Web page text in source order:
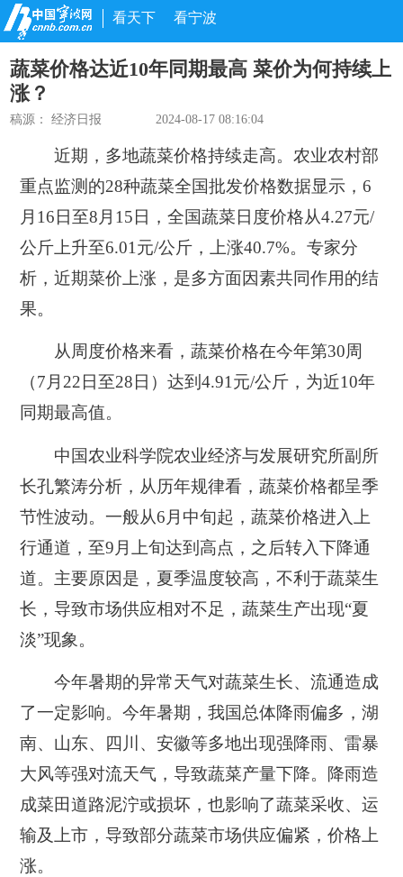
看天下 看宁波
蔬菜价格达近10年同期最高 菜价为何持续上
涨？
稿源：经济日报 2024-08-17 08:16:04
近期，多地蔬菜价格持续走高。农业农村部
重点监测的28种蔬菜全国批发价格数据显示，6
月16日至8月15日，全国蔬菜日度价格从4.27元/
公斤上升至6.01元/公斤，上涨40.7%。专家分
析，近期菜价上涨，是多方面因素共同作用的结
果。
从周度价格来看，蔬菜价格在今年第30周
（7月22日至28日）达到4.91元/公斤，为近10年
同期最高值。
中国农业科学院农业经济与发展研究所副所
长孔繁涛分析，从历年规律看，蔬菜价格都呈季
节性波动。一般从6月中旬起，蔬菜价格进入上
行通道，至9月上旬达到高点，之后转入下降通
道。主要原因是，夏季温度较高，不利于蔬菜生
长，导致市场供应相对不足，蔬菜生产出现“夏
淡”现象。
今年暑期的异常天气对蔬菜生长、流通造成
了一定影响。今年暑期，我国总体降雨偏多，湖
南、山东、四川、安徽等多地出现强降雨、雷暴
大风等强对流天气，导致蔬菜产量下降。降雨造
成菜田道路泥泞或损坏，也影响了蔬菜采收、运
输及上市，导致部分蔬菜市场供应偏紧，价格上
涨。